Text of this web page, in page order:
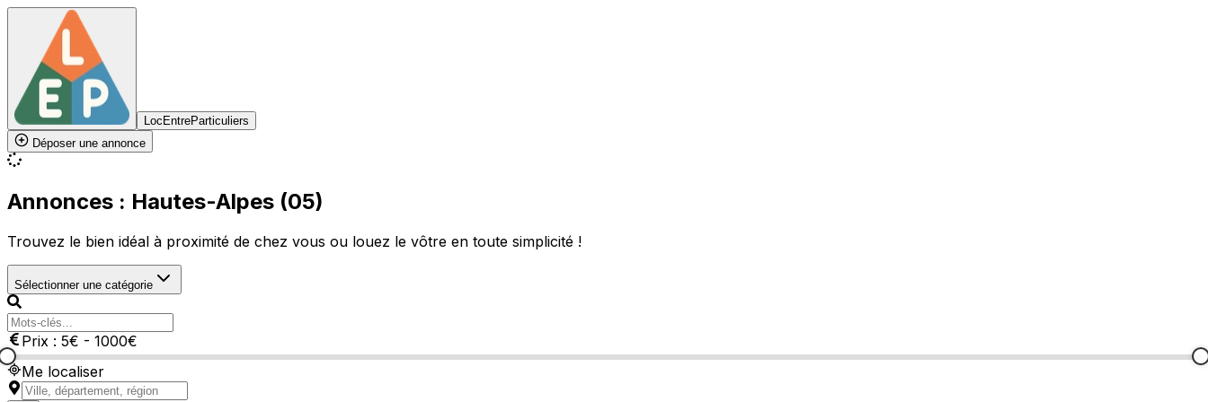
LocEntreParticuliers
Déposer une annonce
Annonces : Hautes-Alpes (05)
Trouvez le bien idéal à proximité de chez vous ou louez le vôtre en toute simplicité !
Sélectionner une catégorie
Prix : 5€ - 1000€
Me localiser